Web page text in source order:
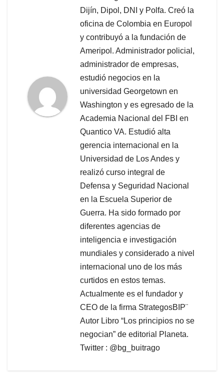
Dijín, Dipol, DNI y Polfa. Creó la
oficina de Colombia en Europol
y contribuyó a la fundación de
Ameripol. Administrador policial,
administrador de empresas,
estudió negocios en la
universidad Georgetown en
Washington y es egresado de la
Academia Nacional del FBI en
Quantico VA. Estudió alta
gerencia internacional en la
Universidad de Los Andes y
realizó curso integral de
Defensa y Seguridad Nacional
en la Escuela Superior de
Guerra. Ha sido formado por
diferentes agencias de
inteligencia e investigación
mundiales y considerado a nivel
internacional uno de los más
curtidos en estos temas.
Actualmente es el fundador y
CEO de la firma StrategosBIP¨
Autor Libro “Los principios no se
negocian” de editorial Planeta.
Twitter : @bg_buitrago